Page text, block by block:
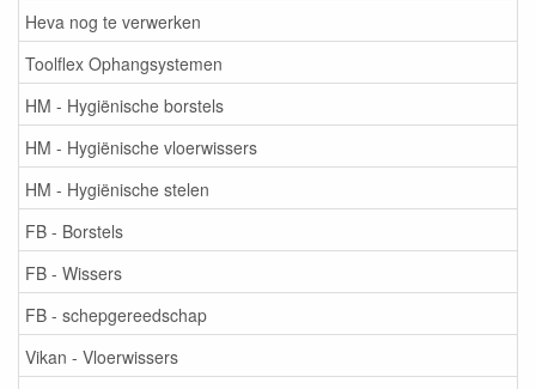
Heva nog te verwerken
Toolflex Ophangsystemen
HM - Hygiënische borstels
HM - Hygiënische vloerwissers
HM - Hygiënische stelen
FB - Borstels
FB - Wissers
FB - schepgereedschap
Vikan - Vloerwissers